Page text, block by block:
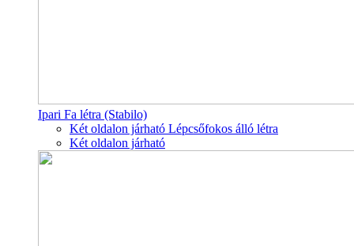
Ipari Fa létra (Stabilo)
Két oldalon járható Lépcsőfokos álló létra
Két oldalon járható